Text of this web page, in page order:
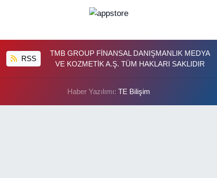
RSS
TMB GROUP FİNANSAL DANIŞMANLIK MEDYA
VE KOZMETİK A.Ş. TÜM HAKLARI SAKLIDIR
Haber Yazılımı: TE Bilişim